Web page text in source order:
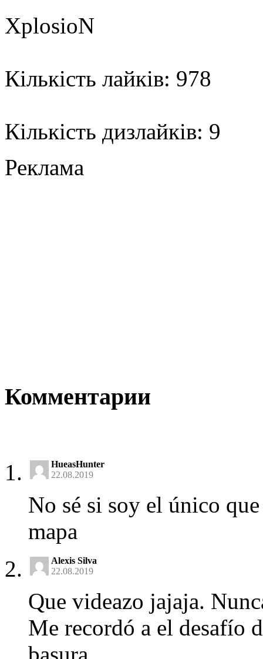
XplosioN
Кількість лайків: 978
Кількість дизлайків: 9
Реклама
Комментарии
HueasHunter
22.08.2019
No sé si soy el único
mapa
Alexis Silva
22.08.2019
Que videazo jajaja.
Me recordó a el desafío
basura